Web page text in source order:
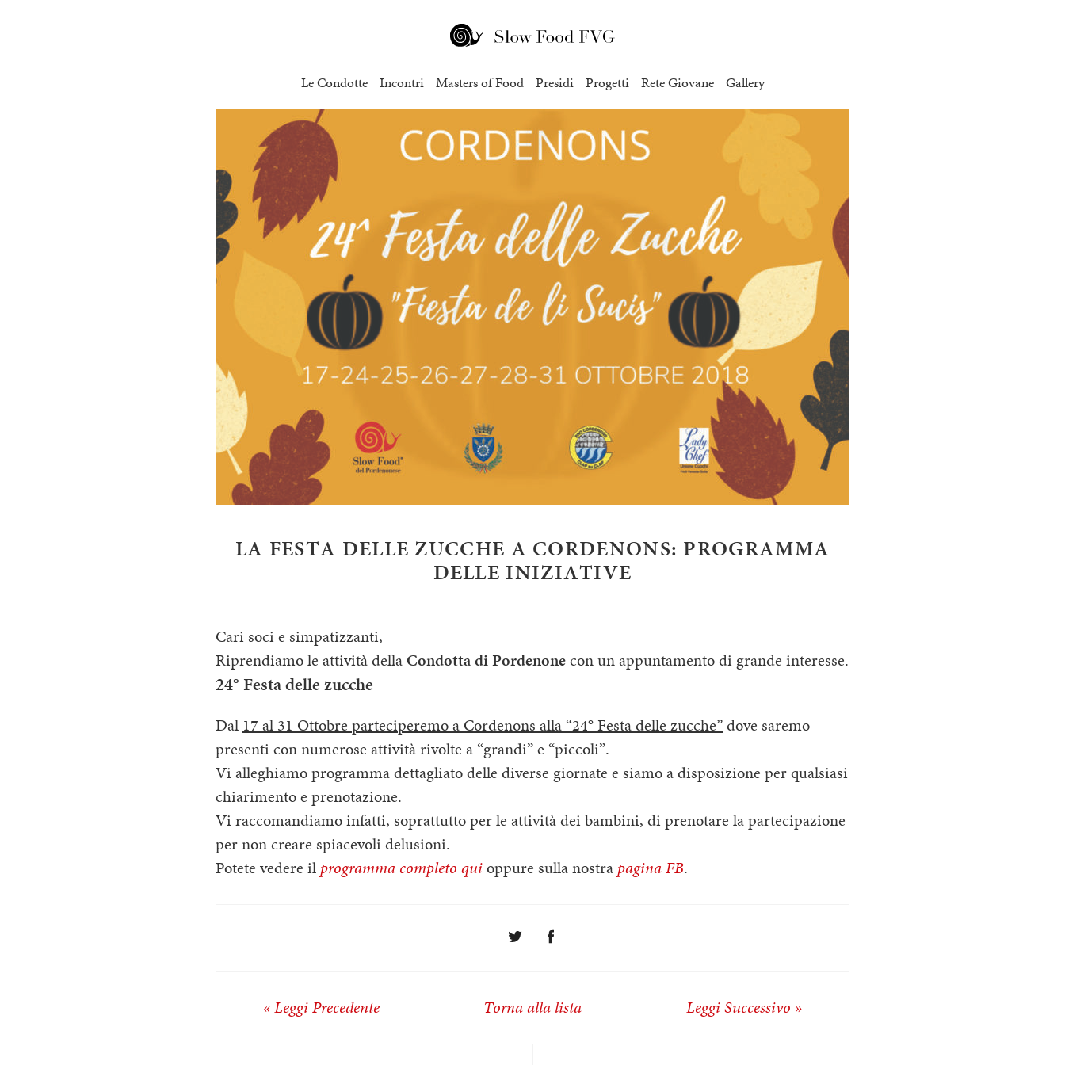
Le Condotte Incontri Masters of Food Presidi Progetti Rete Giovane Gallery
LA FESTA DELLE ZUCCHE A CORDENONS: PROGRAMMA
DELLE INIZIATIVE
Cari soci e simpatizzanti,
Riprendiamo le attività della Condotta di Pordenonecon un appuntamento di grande interesse.
24° Festa delle zucche
Dal17 al 31 Ottobre parteciperemo a Cordenons alla “24° Festa delle zucche”dove saremo
presenti con numerose attività rivolte a “grandi” e “piccoli”.
Vi alleghiamo programma dettagliato delle diverse giornate e siamo a disposizione per qualsiasi
chiarimento e prenotazione.
Vi raccomandiamo infatti, soprattutto per le attività dei bambini, di prenotare la partecipazione
per non creare spiacevoli delusioni.
Potete vedere ilprogramma completo quioppure sulla nostrapagina FB.
« Leggi Precedente Torna alla lista Leggi Successivo »